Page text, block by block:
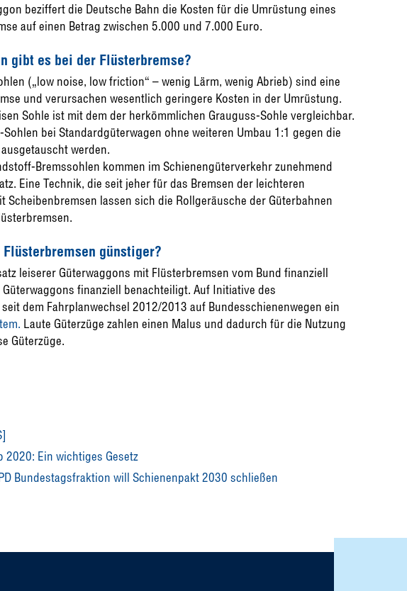
beziffert die Deutsche Bahn die Kosten für die Umrüstung eines
auf einen Betrag zwischen 5.000 und 7.000 Euro.
gibt es bei der Flüsterbremse?
(„low noise, low friction“ – wenig Lärm, wenig Abrieb) sind eine
und verursachen wesentlich geringere Kosten in der Umrüstung.
Sohle ist mit dem der herkömmlichen Grauguss-Sohle vergleichbar.
bei Standardgüterwagen ohne weiteren Umbau 1:1 gegen die
werden.
Bremssohlen kommen im Schienengüterverkehr zunehmend
Eine Technik, die seit jeher für das Bremsen der leichteren
Scheibenbremsen lassen sich die Rollgeräusche der Güterbahnen
günstiger?
leiserer Güterwaggons mit Flüsterbremsen vom Bund finanziell
finanziell benachteiligt. Auf Initiative des
dem Fahrplanwechsel 2012/2013 auf Bundesschienenwegen ein
Laute Güterzüge zahlen einen Malus und dadurch für die Nutzung
Güterzüge.
2020: Ein wichtiges Gesetz
Bundestagsfraktion will Schienenpakt 2030 schließen